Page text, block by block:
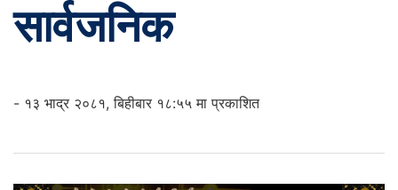
सार्वजनिक
- १३ भाद्र २०८१, बिहीबार १८:५५ मा प्रकाशित